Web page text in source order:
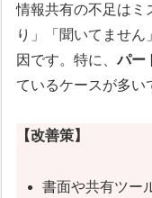
情報共有の不足はミ
り」「聞いてませ
因です。特に、パー
ているケースが多い
【改善策】
書面や共有ツー